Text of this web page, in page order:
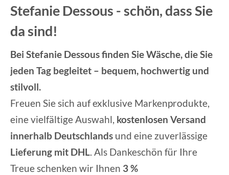
Stefanie Dessous - schön, dass Sie
da sind!
Bei Stefanie Dessous finden Sie Wäsche, die Sie
jeden Tag begleitet – bequem, hochwertig und
stilvoll.
Freuen Sie sich auf exklusive Markenprodukte,
eine vielfältige Auswahl, kostenlosen Versand
innerhalb Deutschlands und eine zuverlässige
Lieferung mit DHL. Als Dankeschön für Ihre
Treue schenken wir Ihnen 3 %